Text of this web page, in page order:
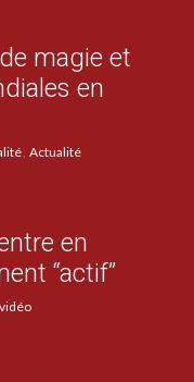
magie et
en
Actualité
en
“actif”